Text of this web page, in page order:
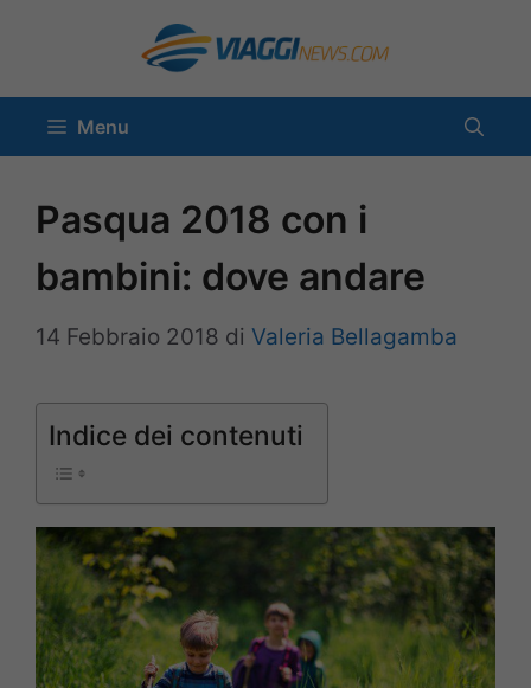
contenuto
Menu
Pasqua 2018 con i
bambini: dove andare
14 Febbraio 2018 di Valeria Bellagamba
Indice dei contenuti